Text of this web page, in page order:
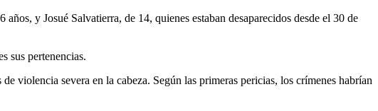
y Josué Salvatierra, de 14, quienes estaban desaparecidos desde el 30 de
sus pertenencias.
violencia severa en la cabeza. Según las primeras pericias, los crímenes habrían